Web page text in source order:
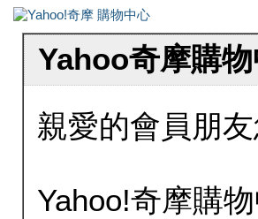
Yahoo奇摩購
親愛的會員朋友
Yahoo!奇摩購